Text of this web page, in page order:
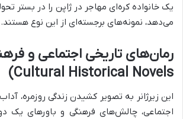
یک خانواده کره‌ای مهاجر در ژاپن را در بستر
می‌دهد، نمونه‌های برجسته‌ای از این نوع هستند.
Cultural Historical Novels)
این زیرژانر به تصویر کشیدن زندگی روزمره،
اجتماعی، چالش‌های فرهنگی و باورهای یک